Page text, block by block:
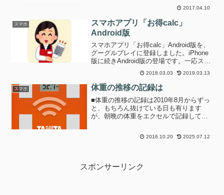
時間に余裕が無いので、何かアプリを探
していたところ見...
2017.04.10
スマホ
スマホアプリ「お得calc」
Android版
スマホアプリ「お得calc」Android版を、
グーグルプレイに登録しました。iPhone
版に続きAndroid版の登場です。一応スク
リーンショットアプリはこちらから こ
のアプリが皆様のお得生活に少しでもお
役に立てれば幸いです。
2018.03.03 2019.03.13
スマホ 体重の推移の記録は
■体重の推移の記録は2010年8月からずっ
と、もちろん抜けている日も有ります
が、朝晩の体重をエクセルで記録してグ
で探してみました。■Health Planet ヘル
2016.10.20 2025.07.12
スポンサーリンク